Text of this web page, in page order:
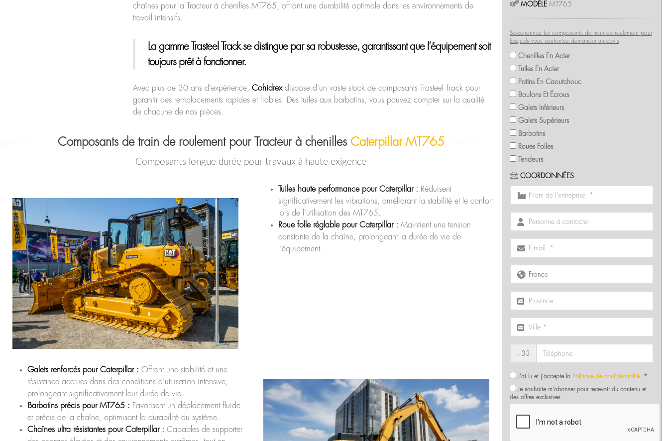
chaînes pour la Tracteur à chenilles MT765, offrant une durabilité optimale dans les environnements de
travail intensifs.
La gamme Trasteel Trackse distingue par sa robustesse, garantissant que l’équipement soit
toujours prêt à fonctionner.
Avec plus de 30 ans d’expérience, Cohidrexdispose d’un vaste stock de composants Trasteel Track pour
garantir des remplacements rapides et fiables. Des tuiles aux barbotins, vous pouvez compter sur la qualité
de chacune de nos pièces.
Composants de train de roulement pour Tracteur à chenilles Caterpillar MT765
Composants longue durée pour travaux à haute exigence
Tuiles haute performance pour Caterpillar : Réduisent
significativement les vibrations, améliorant la stabilité et le confort
lors de l’utilisation des MT765.
Roue folle réglable pour Caterpillar : Maintient une tension
constante de la chaîne, prolongeant la durée de vie de
l’équipement.
Galets renforcés pour Caterpillar : Offrent une stabilité et une
résistance accrues dans des conditions d’utilisation intensive,
prolongeant significativement leur durée de vie.
Barbotins précis pour MT765 : Favorisent un déplacement fluide
et précis de la chaîne, optimisant la durabilité du système.
Chaînes ultra résistantes pour Caterpillar : Capables de supporter
MODÈLE MT765
Sélectionnez les composants de train de roulement pour
lesquels vous souhaitez demander un devis
Chenilles En Acier
Tuiles En Acier
Patins En Caoutchouc
Boulons Et Écrous
Galets Inférieurs
Galets Supérieurs
Barbotins
Roues Folles
Tendeurs
COORDONNÉES
+33
J'ai lu et j'accepte la Politique de confidentialité. *
Je souhaite m'abonner pour recevoir du contenu et
des offres exclusives